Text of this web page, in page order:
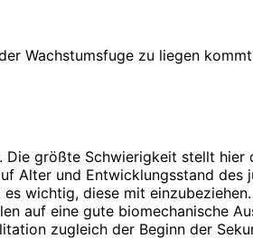
Wachstumsfuge zu liegen
größte Schwierigkeit stellt hier
und Entwicklungsstand des
wichtig, diese mit
auf eine gute biomechanische
zugleich der Beginn der